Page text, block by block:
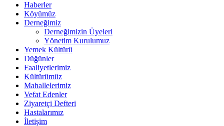
Haberler
Köyümüz
Derneğimiz
Derneğimizin Üyeleri
Yönetim Kurulumuz
Yemek Kültürü
Düğünler
Faaliyetlerimiz
Kültürümüz
Mahallelerimiz
Vefat Edenler
Ziyaretçi Defteri
Hastalarımız
İletişim